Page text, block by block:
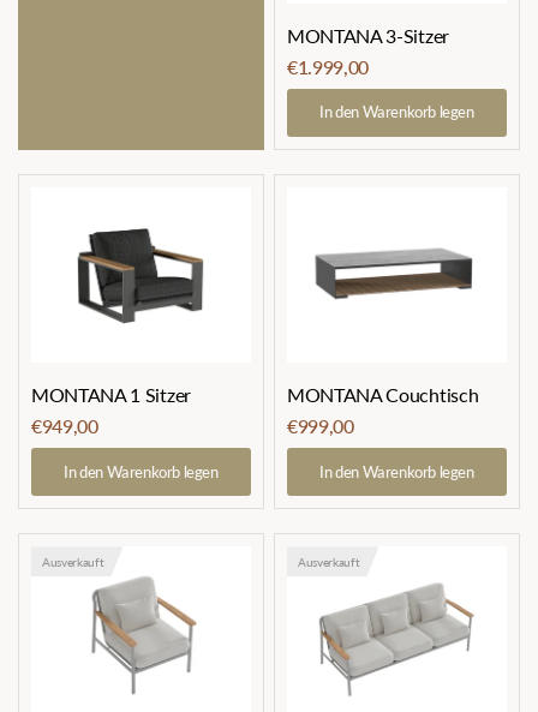
MONTANA 3-Sitzer
€1.999,00
In den Warenkorb legen
MONTANA 1 Sitzer
€949,00
In den Warenkorb legen
MONTANA Couchtisch
€999,00
In den Warenkorb legen
Ausverkauft Ausverkauft